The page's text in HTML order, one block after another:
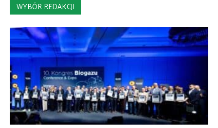
WYBÓR REDAKCJI